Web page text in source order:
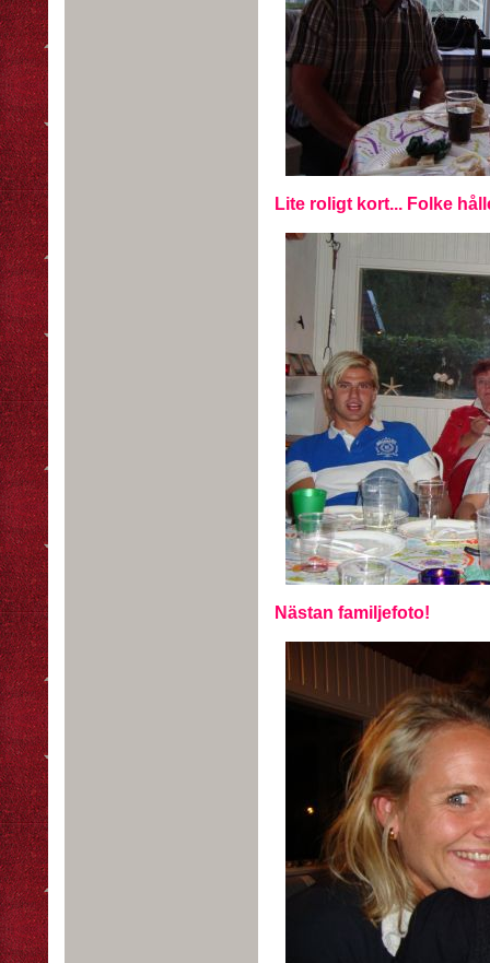
Lite roligt kort... Folke
Nästan familjefoto!